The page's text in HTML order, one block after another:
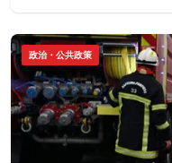
政治・公共政策